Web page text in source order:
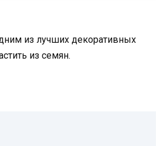
из лучших декоративных
из семян.